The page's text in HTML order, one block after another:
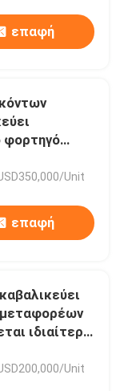
επαφή
φορτηγό
Unit
επαφή
ιδιαίτερα
Unit